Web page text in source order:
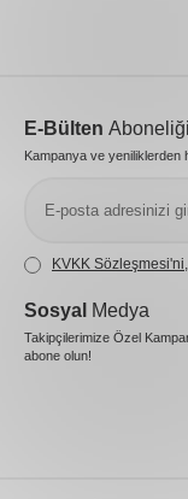
E-Bülten Aboneliği
Kampanya ve yeniliklerden
KVKK Sözleşmesi'ni
Sosyal Medya
Takipçilerimize Özel
abone olun!